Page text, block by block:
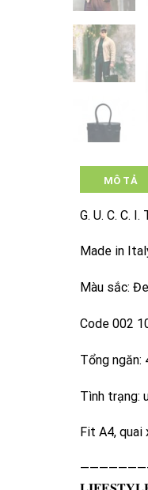
MÔ TẢ
G. U. C. C.
Made in
Màu sắc:
Code 002
Tổng ngăn:
Tình trạng:
Fit A4,